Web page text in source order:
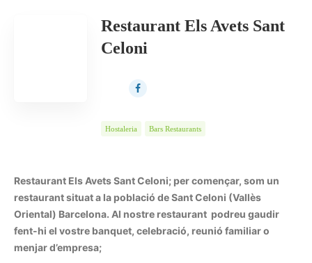
Restaurant Els Avets Sant
Celoni
Hostaleria Bars Restaurants
Restaurant Els Avets Sant Celoni; per començar, som un
restaurant situat a la població de Sant Celoni (Vallès
Oriental) Barcelona. Al nostre restaurant podreu gaudir
fent-hi el vostre banquet, celebració, reunió familiar o
menjar d’empresa;